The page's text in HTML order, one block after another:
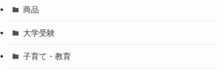
商品
大学受験
子育て・教育